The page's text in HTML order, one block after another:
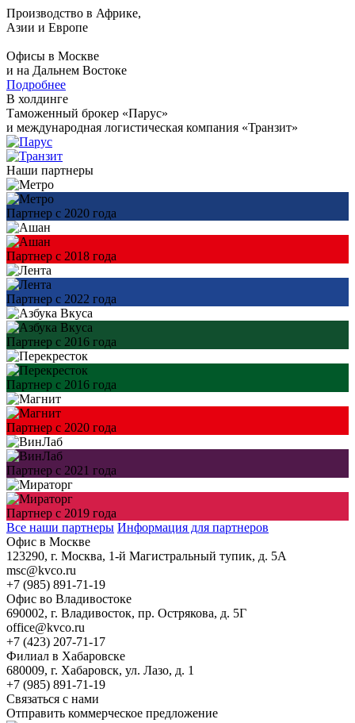
Производство в Африке,
Азии и Европе
Офисы в Москве
и на Дальнем Востоке
Подробнее
В холдинге
Таможенный брокер «Парус»
и международная логистическая компания «Транзит»
Наши партнеры
Партнер с 2020 года
Партнер с 2018 года
Партнер с 2022 года
Партнер с 2016 года
Партнер с 2016 года
Партнер с 2020 года
Партнер с 2021 года
Партнер с 2019 года
Все наши партнеры Информация для партнеров
Офис в Москве
123290, г. Москва, 1-й Магистральный тупик, д. 5А
msc@kvco.ru
+7 (985) 891-71-19
Офис во Владивостоке
690002, г. Владивосток, пр. Острякова, д. 5Г
office@kvco.ru
+7 (423) 207-71-17
Филиал в Хабаровске
680009, г. Хабаровск, ул. Лазо, д. 1
+7 (985) 891-71-19
Связаться с нами
Отправить коммерческое предложение